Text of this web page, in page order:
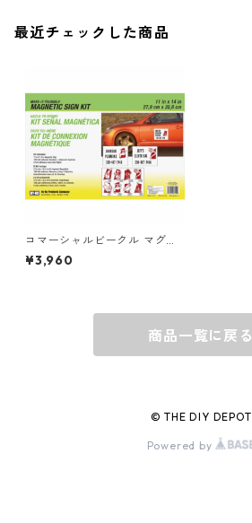
グローブ
グラス
BEHRENS
BELL
最近チェックした商品
コマーシャルビークル マグネ
ットサインキット HY-KIT-M
AG1
¥3,960
商品一覧に戻る
© THE DIY DEPOT
Powered by